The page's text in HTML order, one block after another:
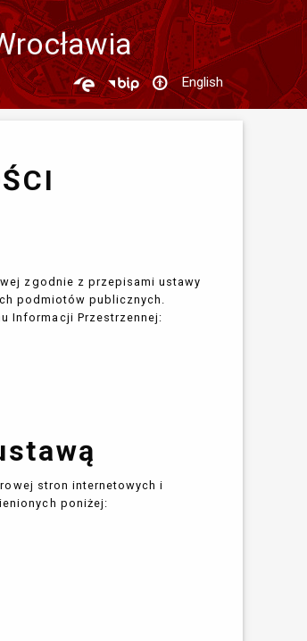
English
zgodnie z przepisami ustawy
podmiotów publicznych.
Informacji Przestrzennej:
stron internetowych i
poniżej: